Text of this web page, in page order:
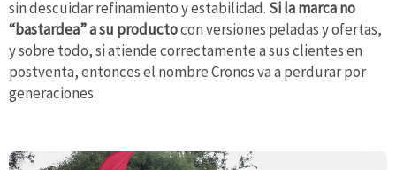
sin descuidar refinamiento y estabilidad. Si la marca no
“bastardea” a su productocon versiones peladas y ofertas,
y sobre todo, si atiende correctamente a sus clientes en
postventa, entonces el nombre Cronos va a perdurar por
generaciones.